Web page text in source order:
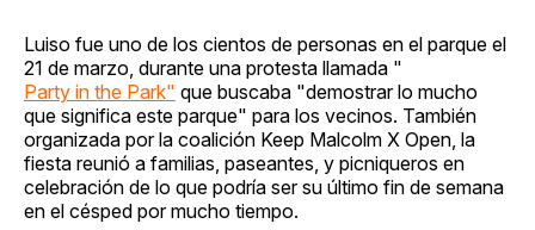
Luiso fue uno de los cientos de personas en el parque el
21 de marzo, durante una protesta llamada "
Party in the Park" que buscaba "demostrar lo mucho
que significa este parque" para los vecinos. También
organizada por la coalición Keep Malcolm X Open, la
fiesta reunió a familias, paseantes, y picniqueros en
celebración de lo que podría ser su último fin de semana
en el césped por mucho tiempo.